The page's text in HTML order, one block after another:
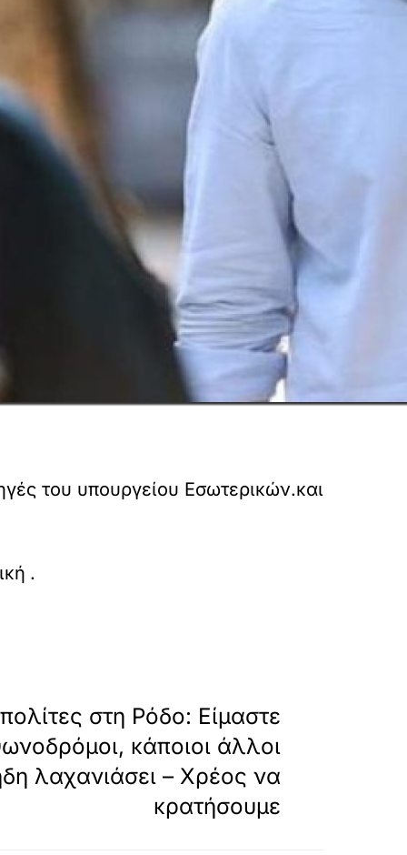
του υπουργείου Εσωτερικών.και
.
στη Ρόδο: Είμαστε
κάποιοι άλλοι
λαχανιάσει – Χρέος να
κρατήσουμε